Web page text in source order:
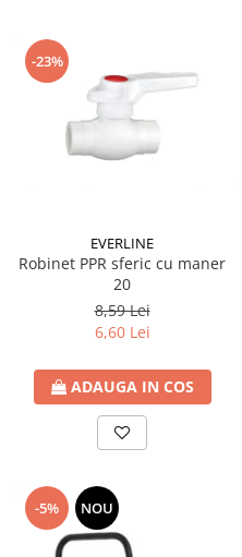
-23%
EVERLINE
Robinet PPR sferic cu maner
20
8,59 Lei
6,60 Lei
ADAUGA IN COS
-5% NOU